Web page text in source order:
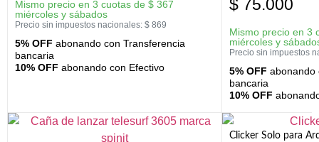
Mismo precio en 3 cuotas de $ 367
miércoles y sábados
Precio sin impuestos nacionales: $ 869
5% OFF abonando con Transferencia
bancaria
10% OFF abonando con Efectivo
$ 75.000
Mismo precio en 3
miércoles y
Precio sin impuestos
5% OFF abonando
bancaria
10% OFF
Clicker Solo para